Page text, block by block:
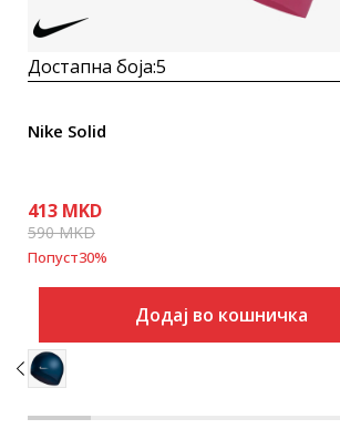
Достапна боја:5
Nike Solid
413 MKD
590MKD
Попуст30%
Додај во кошничка